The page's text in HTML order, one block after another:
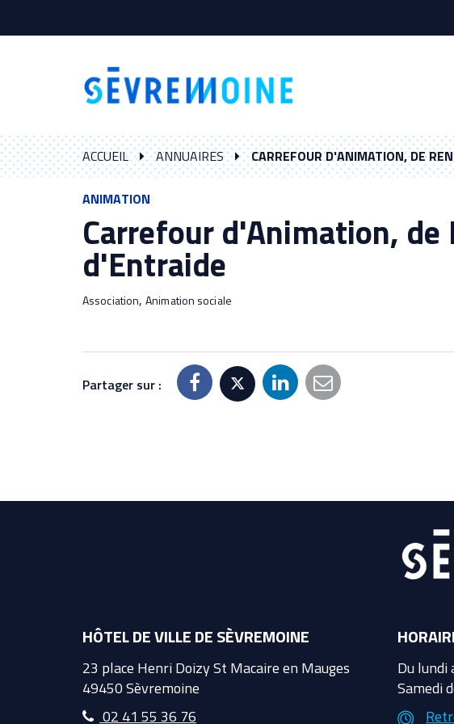
ACCUEIL ANNUAIRES CARREFOUR D'ANIMATION, DE
ANIMATION
Carrefour d'Animation, de
d'Entraide
Association,Animation sociale
Partager sur :
HÔTEL DE VILLE DE SÈVREMOINE
23 place Henri Doizy St Macaire en Mauges
49450 Sèvremoine
02 41 55 36 76
Du lundi
Samedi